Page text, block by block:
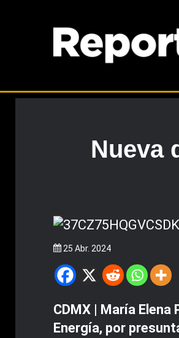
Nueva
25 Abr. 2024
CDMX | María
Energía, por